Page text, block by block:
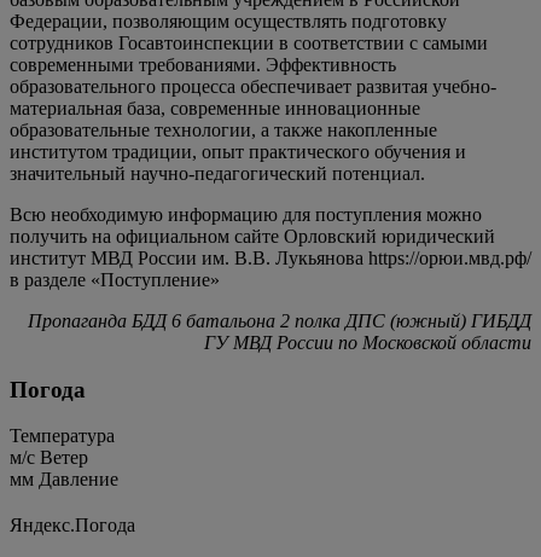
Федерации, позволяющим осуществлять подготовку
сотрудников Госавтоинспекции в соответствии с самыми
современными требованиями. Эффективность
образовательного процесса обеспечивает развитая учебно-
материальная база, современные инновационные
образовательные технологии, а также накопленные
институтом традиции, опыт практического обучения и
значительный научно-педагогический потенциал.
Всю необходимую информацию для поступления можно
получить на официальном сайте Орловский юридический
институт МВД России им. В.В. Лукьянова https://орюи.мвд.рф/
в разделе «Поступление»
Пропаганда БДД 6 батальона 2 полка ДПС (южный) ГИБДД
ГУ МВД России по Московской области
Погода
Температура
м/c Ветер
мм Давление
Яндекс.Погода